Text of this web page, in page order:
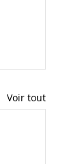
Voir tout